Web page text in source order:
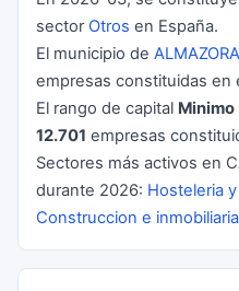
sector Otros en España.
El municipio de ALMAZORA
empresas constituidas en
El rango de capital
12.701 empresas
Sectores más activos en
durante 2026: Hosteleria
Construccion e inmobiliaria